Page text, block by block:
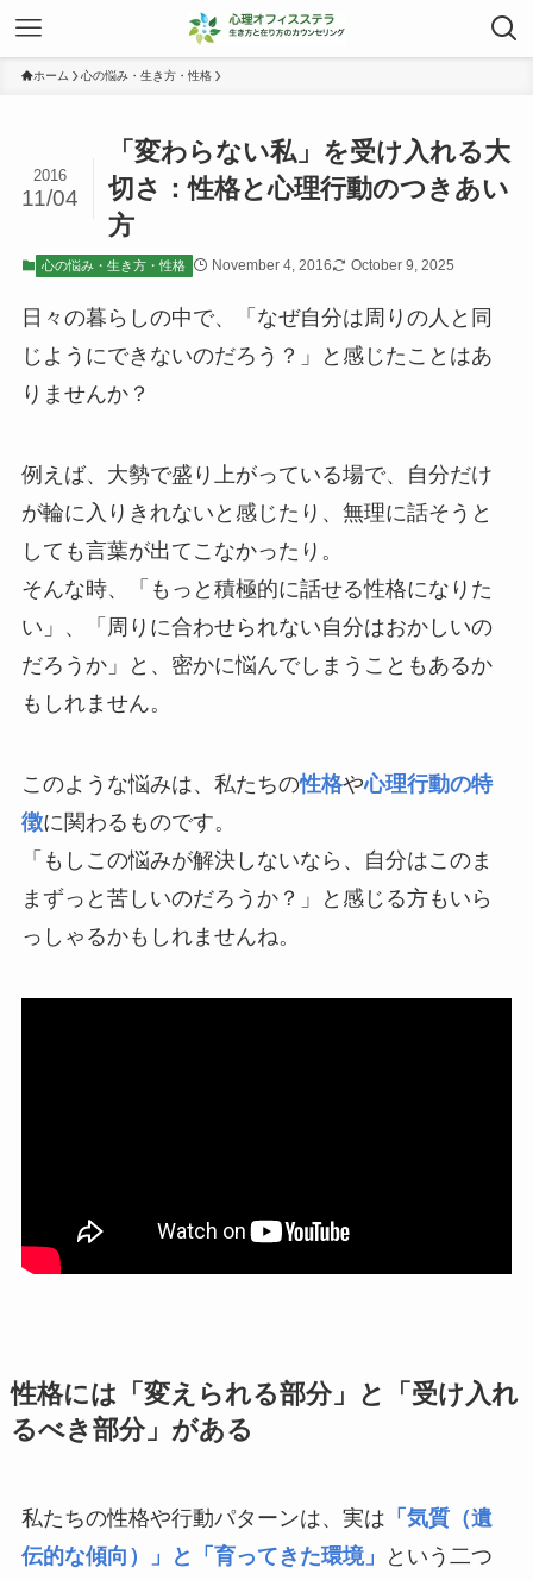
ホーム 心の悩み・生き方・性格
「変わらない私」を受け入れる大
切さ：性格と心理行動のつきあい
方
2016
11/04
心の悩み・生き方・性格 November 4, 2016 October 9, 2025
日々の暮らしの中で、「なぜ自分は周りの人と同
じようにできないのだろう？」と感じたことはあ
りませんか？
例えば、大勢で盛り上がっている場で、自分だけ
が輪に入りきれないと感じたり、無理に話そうと
しても言葉が出てこなかったり。
そんな時、「もっと積極的に話せる性格になりた
い」、「周りに合わせられない自分はおかしいの
だろうか」と、密かに悩んでしまうこともあるか
もしれません。
このような悩みは、私たちの性格や心理行動の特
徴に関わるものです。
「もしこの悩みが解決しないなら、自分はこのま
まずっと苦しいのだろうか？」と感じる方もいら
っしゃるかもしれませんね。
性格には「変えられる部分」と「受け入れ
るべき部分」がある
私たちの性格や行動パターンは、実は 「気質（遺
伝的な傾向）」と「育ってきた環境」
という二つ